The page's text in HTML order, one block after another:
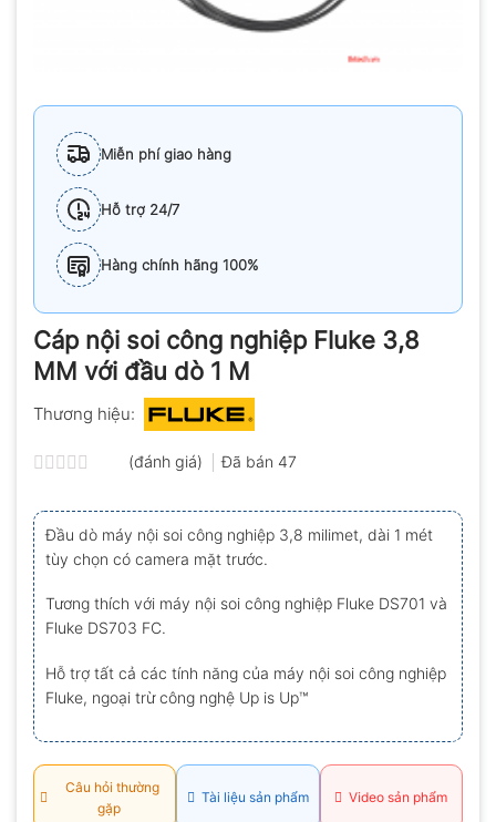
Miễn phí giao hàng
Hỗ trợ 24/7
Hàng chính hãng 100%
Cáp nội soi công nghiệp Fluke 3,8
MM với đầu dò 1 M
Thương hiệu:
xếp
hạng
0.0
5
sao
(đánh giá) Đã bán 47
Đầu dò máy nội soi công nghiệp 3,8 milimet, dài 1 mét
tùy chọn có camera mặt trước.
Tương thích với máy nội soi công nghiệp Fluke DS701 và
Fluke DS703 FC.
Hỗ trợ tất cả các tính năng của máy nội soi công nghiệp
Fluke, ngoại trừ công nghệ Up is Up™
Câu hỏi thường
gặp
Tài liệu sản phẩm Video sản phẩm